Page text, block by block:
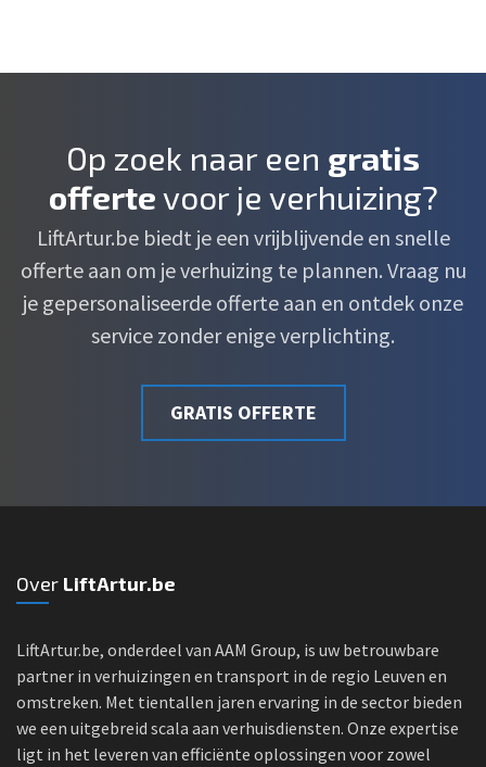
Op zoek naar een gratis
offertevoor je verhuizing?
LiftArtur.be biedt je een vrijblijvende en snelle
offerte aan om je verhuizing te plannen. Vraag nu
je gepersonaliseerde offerte aan en ontdek onze
service zonder enige verplichting.
GRATIS OFFERTE
Over LiftArtur.be
LiftArtur.be, onderdeel van AAM Group, is uw betrouwbare
partner in verhuizingen en transport in de regio Leuven en
omstreken. Met tientallen jaren ervaring in de sector bieden
we een uitgebreid scala aan verhuisdiensten. Onze expertise
ligt in het leveren van efficiënte oplossingen voor zowel